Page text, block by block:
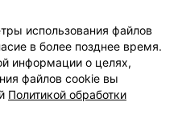
Партнеры
103.by
Cookie
использования файлов
в более позднее время.
информации о целях,
файлов cookie вы
Политикой обработки